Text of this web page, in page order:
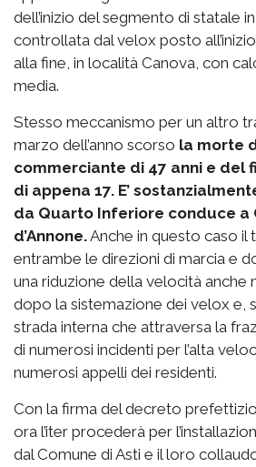
dell’inizio del segmento di statale
controllata dal velox posto
alla fine, in località Canova, con
media.
Stesso meccanismo per un altro
marzo dell’anno scorso la morte
commerciante di 47 anni e del
di appena 17. E’
da Quarto Inferiore conduce a
d’Annone.Anche in questo caso il
entrambe le direzioni di marcia e
una riduzione della velocità anche
dopo la sistemazione dei velox e,
strada interna che attraversa la
di numerosi incidenti per l’alta
numerosi appelli dei residenti.
Con la firma del decreto
ora l’iter procederà per
dal Comune di Asti e il loro